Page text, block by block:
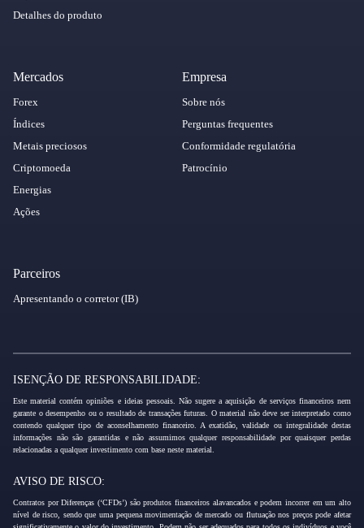
Detalhes do produto
Mercados
Forex
Índices
Metais preciosos
Criptomoeda
Energias
Ações
Empresa
Sobre nós
Perguntas frequentes
Conformidade regulatória
Patrocínio
Parceiros
Apresentando o corretor (IB)
ISENÇÃO DE RESPONSABILIDADE:
Este material contém opiniões e ideias pessoais. Não sugere a aquisição de serviços financeiros nem
garante o desempenho ou o resultado de transações futuras. O material não deve ser interpretado como
contendo qualquer tipo de aconselhamento financeiro. A exatidão, validade ou integralidade destas
informações não são garantidas e não assumimos qualquer responsabilidade por quaisquer perdas
relacionadas a qualquer investimento com base neste material.
AVISO DE RISCO:
Contratos por Diferenças (‘CFDs’) são produtos financeiros alavancados e podem incorrer em um alto
nível de risco, sendo que uma pequena movimentação de mercado ou flutuação nos preços pode afetar